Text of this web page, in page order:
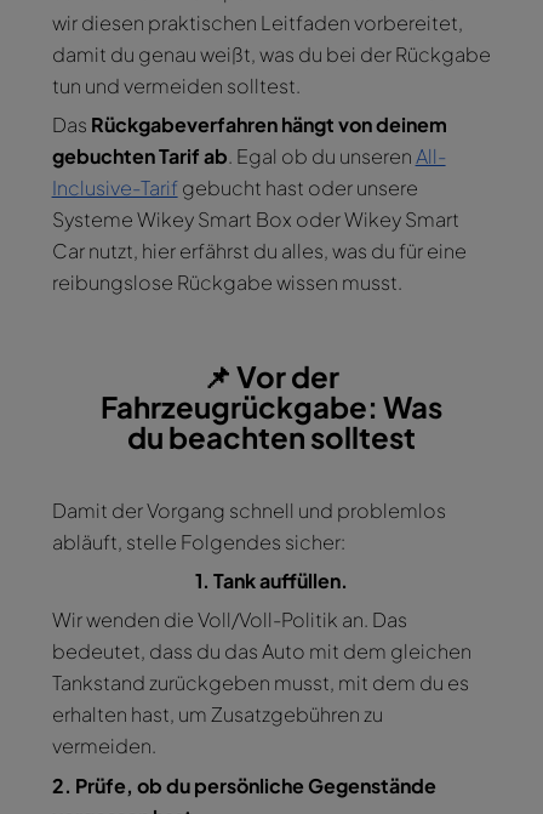
wir diesen praktischen Leitfaden vorbereitet,
damit du genau weißt, was du bei der Rückgabe
tun und vermeiden solltest.
Das Rückgabeverfahren hängt von deinem
gebuchten Tarif ab. Egal ob du unserenAll-
Inclusive-Tarifgebucht hast oder unsere
Systeme Wikey Smart Box oder Wikey Smart
Car nutzt, hier erfährst du alles, was du für eine
reibungslose Rückgabe wissen musst.
📌 Vor der
Fahrzeugrückgabe: Was
du beachten solltest
Damit der Vorgang schnell und problemlos
abläuft, stelle Folgendes sicher:
1. Tank auffüllen.
Wir wenden die Voll/Voll-Politik an. Das
bedeutet, dass du das Auto mit dem gleichen
Tankstand zurückgeben musst, mit dem du es
erhalten hast, um Zusatzgebühren zu
vermeiden.
2. Prüfe, ob du persönliche Gegenstände